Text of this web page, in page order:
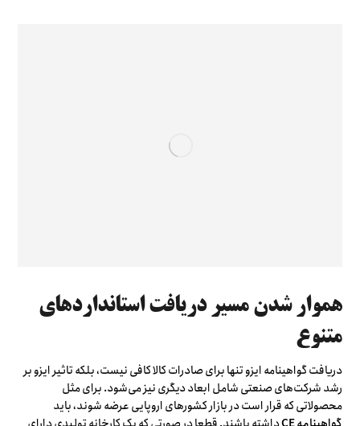
هموار شدن مسیر دریافت استانداردهای
متنوع
دریافت گواهینامه ایزو تنها برای صادرات کالا کافی نیست، بلکه تاثیر ایزو بر
رشد شرکت‌های صنعتی شامل ابعاد دیگری نیز می‌شود. برای مثل
محصولاتی که قرار است در بازار کشورهای اروپایی عرضه شوند، باید